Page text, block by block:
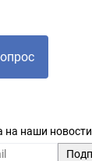
на наши новости